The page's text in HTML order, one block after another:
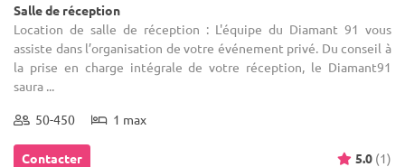
Salle de réception
Location de salle de réception : L'équipe du Diamant 91 vous
assiste dans l’organisation de votre événement privé. Du conseil à
la prise en charge intégrale de votre réception, le Diamant91
saura ...
50-450 1 max
Contacter 5.0 (1)